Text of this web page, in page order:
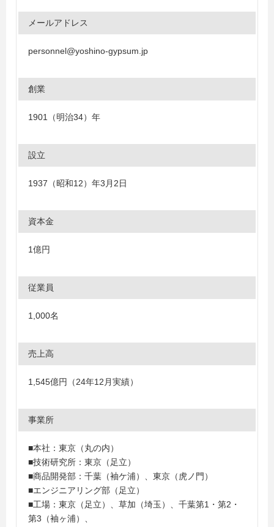
メールアドレス
personnel@yoshino-gypsum.jp
創業
1901（明治34）年
設立
1937（昭和12）年3月2日
資本金
1億円
従業員
1,000名
売上高
1,545億円（24年12月実績）
事業所
■本社：東京（丸の内）
■技術研究所：東京（足立）
■商品開発部：千葉（袖ケ浦）、東京（虎ノ門）
■エンジニアリング部（足立）
■工場：東京（足立）、草加（埼玉）、千葉第1・第2・
第3（袖ヶ浦）、